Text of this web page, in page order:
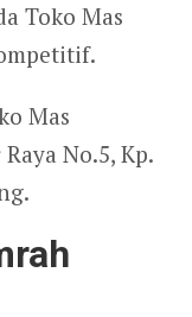
Toko Mas
Mas
No.5, Kp.